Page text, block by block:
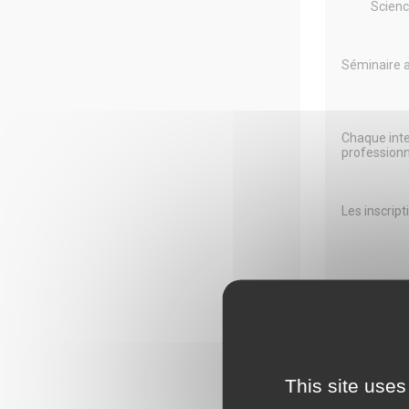
Séminaire
Chaque
Les
This site